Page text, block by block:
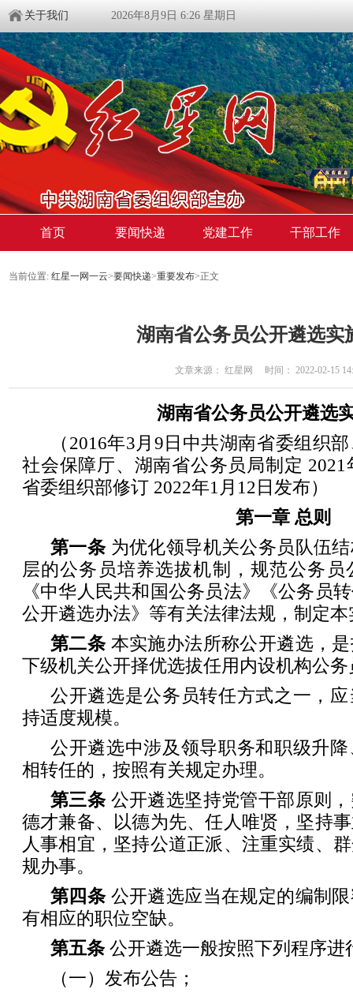
关于我们 2026年8月9日 6:26 星期日
首页 要闻快递 党建工作 干部工作
当前位置: 红星一网一云>要闻快递>重要发布>正文
湖南省公务员公开遴选实
文章来源： 红星网 时间： 2022-02-15
湖南省公务员公开遴选
（2016年3月9日中共湖南省委组织
社会保障厅、湖南省公务员局制定
省委组织部修订 2022年1月12日发布）
第一章 总则
第一条 为优化领导机关公务员队伍
层的公务员培养选拔机制，规范公务
《中华人民共和国公务员法》《公务员
公开遴选办法》等有关法律法规，制定
第二条 本实施办法所称公开遴选，
下级机关公开择优选拔任用内设机构公务
公开遴选是公务员转任方式之一，
持适度规模。
公开遴选中涉及领导职务和职级升
相转任的，按照有关规定办理。
第三条 公开遴选坚持党管干部原则
德才兼备、以德为先、任人唯贤，坚持
人事相宜，坚持公道正派、注重实绩、
规办事。
第四条 公开遴选应当在规定的编制
有相应的职位空缺。
第五条公开遴选一般按照下列程序进
（一）发布公告；